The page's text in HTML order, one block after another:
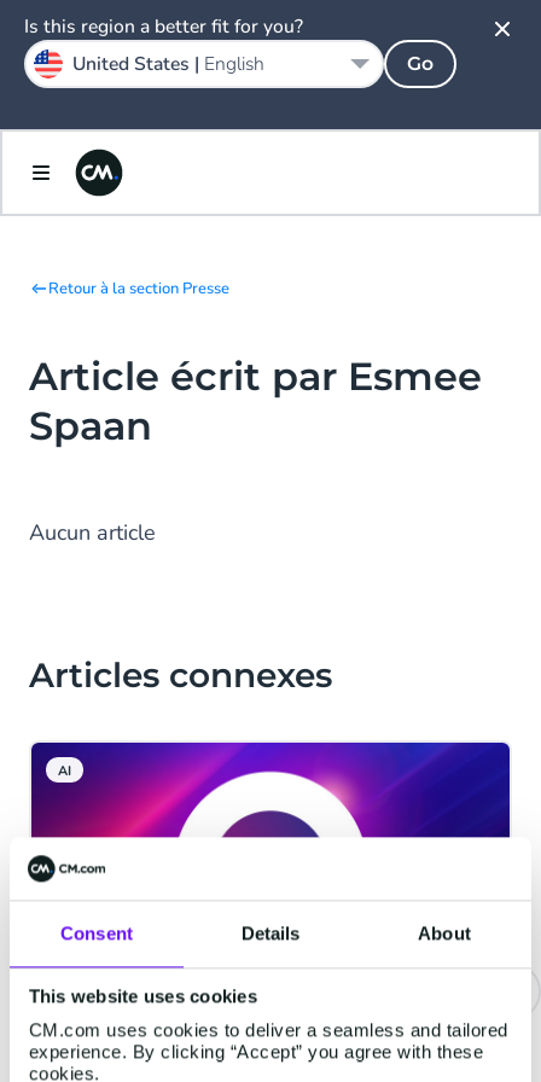
Consent Details About
This website uses cookies
CM.com uses cookies to deliver a seamless and tailored
experience. By clicking “Accept” you agree with these
cookies.
Retour à la section Presse
Article écrit par Esmee
Spaan
Aucun article
Articles connexes
AI
CM.com parmi les premières
entreprises technologiques à
Is this region a better fit for you?
United States | English Go